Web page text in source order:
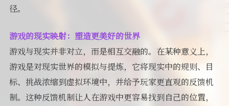
径。
游戏的现实映射：塑造更美好的世界
游戏与现实并非对立，而是相互交融的。在某种意义上，
游戏是对现实世界的模拟与提炼，它将现实中的规则、目
标、挑战浓缩到虚拟环境中，并给予玩家更直观的反馈机
制。这种反馈机制让人在游戏中更容易找到自己的位置，